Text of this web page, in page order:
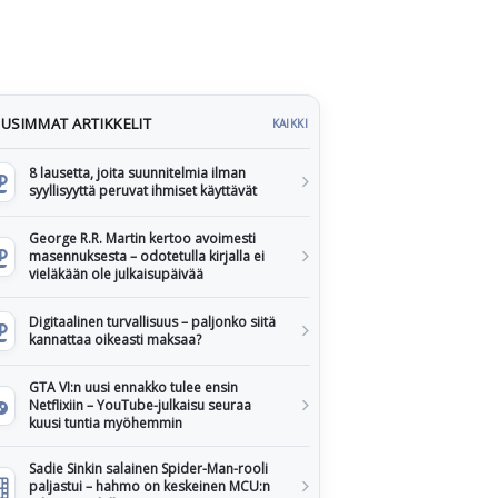
ARTIKKELIT KAIKKI
8 lausetta, joita suunnitelmia ilman
syyllisyyttä peruvat ihmiset käyttävät
George R.R. Martin kertoo avoimesti
masennuksesta – odotetulla kirjalla ei
vieläkään ole julkaisupäivää
Digitaalinen turvallisuus – paljonko siitä
kannattaa oikeasti maksaa?
GTA VI:n uusi ennakko tulee ensin
Netflixiin – YouTube-julkaisu seuraa
kuusi tuntia myöhemmin
Sadie Sinkin salainen Spider-Man-rooli
paljastui – hahmo on keskeinen MCU:n